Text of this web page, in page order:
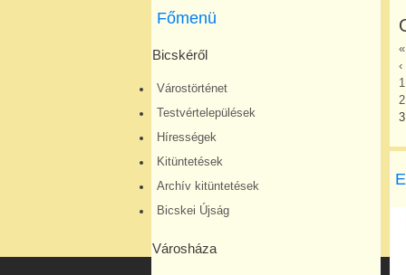
Főmenü
Bicskéről
Várostörténet
Testvértelepülések
Hírességek
Kitüntetések
Archív kitüntetések
Bicskei Újság
Városháza
1
2
3